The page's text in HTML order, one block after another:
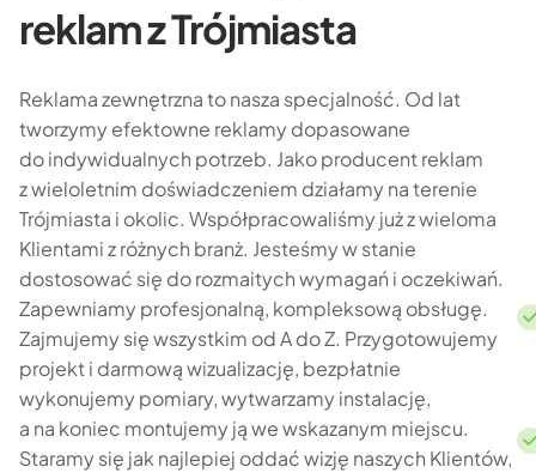
reklam z Trójmiasta
Reklama zewnętrzna to nasza specjalność. Od lat
tworzymy efektowne reklamy dopasowane
do indywidualnych potrzeb. Jako producent reklam
z wieloletnim doświadczeniem działamy na terenie
Trójmiasta i okolic. Współpracowaliśmy już z wieloma
Klientami z różnych branż. Jesteśmy w stanie
dostosować się do rozmaitych wymagań i oczekiwań.
Zapewniamy profesjonalną, kompleksową obsługę.
Zajmujemy się wszystkim od A do Z. Przygotowujemy
projekt i darmową wizualizację, bezpłatnie
wykonujemy pomiary, wytwarzamy instalację,
a na koniec montujemy ją we wskazanym miejscu.
Staramy się jak najlepiej oddać wizję naszych Klientów,